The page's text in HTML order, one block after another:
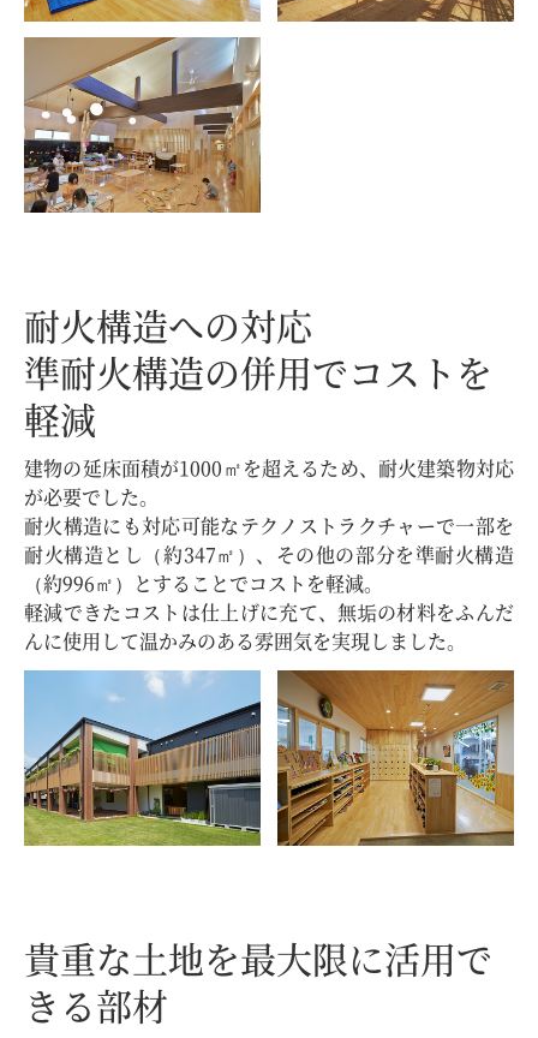
耐火構造への対応
準耐火構造の併用でコストを
軽減
建物の延床面積が1000㎡を超えるため、耐火建築物対応
が必要でした。
耐火構造にも対応可能なテクノストラクチャーで一部を
耐火構造とし（約347㎡）、その他の部分を準耐火構造
（約996㎡）とすることでコストを軽減。
軽減できたコストは仕上げに充て、無垢の材料をふんだ
んに使用して温かみのある雰囲気を実現しました。
貴重な土地を最大限に活用で
きる部材